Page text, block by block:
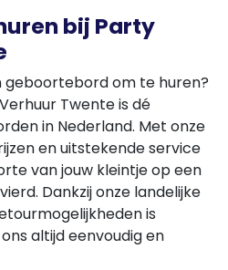
bij Party
geboortebord om te huren?
Twente is dé
in Nederland. Met onze
en uitstekende service
van jouw kleintje op een
Dankzij onze landelijke
is
altijd eenvoudig en